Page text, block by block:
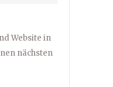
Website in
nächsten